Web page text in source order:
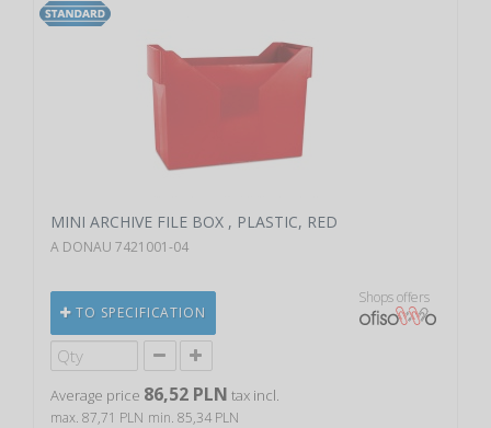
MINI ARCHIVE FILE BOX , PLASTIC, RED
A DONAU 7421001-04
TO SPECIFICATION
Shops offers
Average price 86,52 PLN tax incl.
max. 87,71 PLN min. 85,34 PLN